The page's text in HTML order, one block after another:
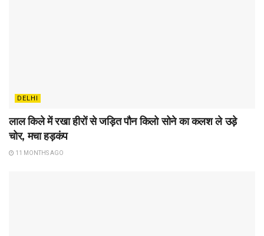
DELHI
लाल किले में रखा हीरों से जड़ित पौन किलो सोने का कलश ले उड़े
चोर, मचा हड़कंप
11 MONTHS AGO